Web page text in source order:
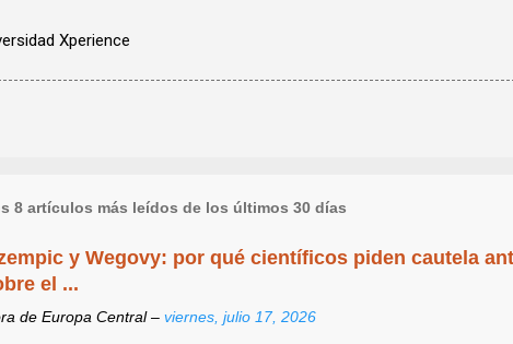
Xperience
8 artículos más leídos de los últimos 30 días
y Wegovy: por qué científicos piden cautela
el ...
de Europa Central – viernes, julio 17, 2026